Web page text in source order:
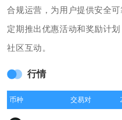
合规运营，为用户提供安全
定期推出优惠活动和奖励计
社区互动。
行情
币种 交易对